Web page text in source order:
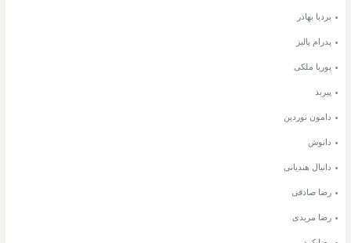
بردیا بهادر
پدرام پالیز
پوریا ملکی
پیربد
دامون نوردین
دانوش
دانیال هندیانی
رضا صادقی
رضا مریدی